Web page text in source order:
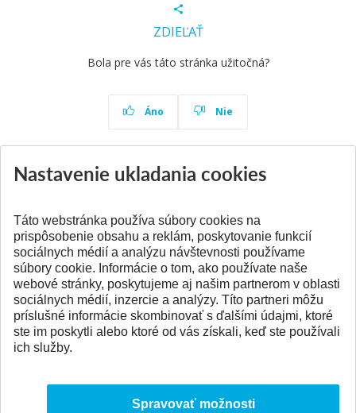
ZDIEĽAŤ
Bola pre vás táto stránka užitočná?
Áno Nie
SPÄŤ NA VRCH
Nastavenie ukladania cookies
Táto webstránka používa súbory cookies na
prispôsobenie obsahu a reklám, poskytovanie funkcií
sociálnych médií a analýzu návštevnosti používame
súbory cookie. Informácie o tom, ako používate naše
webové stránky, poskytujeme aj našim partnerom v oblasti
sociálnych médií, inzercie a analýzy. Títo partneri môžu
príslušné informácie skombinovať s ďalšími údajmi, ktoré
ste im poskytli alebo ktoré od vás získali, keď ste používali
ich služby.
Spravovať možnosti